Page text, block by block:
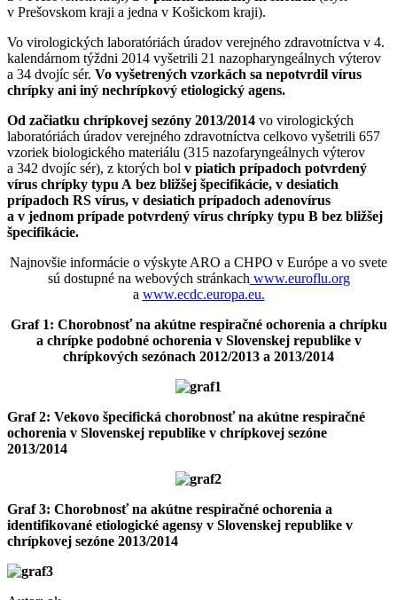
v Prešovskom kraji a jedna v Košickom kraji).
Vo virologických laboratóriách úradov verejného zdravotníctva v 4.
kalendárnom týždni 2014 vyšetrili 21 nazopharyngeálnych výterov
a 34 dvojíc sér. Vo vyšetrených vzorkách sa nepotvrdil vírus
chrípky ani iný nechrípkový etiologický agens.
Od začiatku chrípkovej sezóny 2013/2014 vo virologických
laboratóriách úradov verejného zdravotníctva celkovo vyšetrili 657
vzoriek biologického materiálu (315 nazofaryngeálnych výterov
a 342 dvojíc sér), z ktorých bol v piatich prípadoch potvrdený
vírus chrípky typu A bez bližšej špecifikácie, v desiatich
prípadoch RS vírus, v desiatich prípadoch adenovírus
a v jednom prípade potvrdený vírus chrípky typu B bez bližšej
špecifikácie.
Najnovšie informácie o výskyte ARO a CHPO v Európe a vo svete
sú dostupné na webových stránkach www.euroflu.org
a www.ecdc.europa.eu.
Graf 1: Chorobnosť na akútne respiračné ochorenia a chrípku
a chrípke podobné ochorenia v Slovenskej republike v
chrípkových sezónach 2012/2013 a 2013/2014
Graf 2: Vekovo špecifická chorobnosť na akútne respiračné
ochorenia v Slovenskej republike v chrípkovej sezóne
2013/2014
Graf 3: Chorobnosť na akútne respiračné ochorenia a
identifikované etiologické agensy v Slovenskej republike v
chrípkovej sezóne 2013/2014